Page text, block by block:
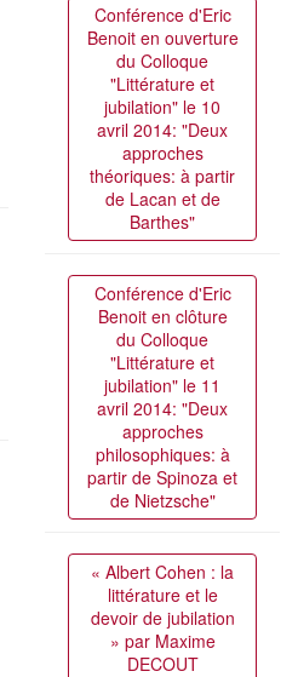
Conférence d'Eric
Benoit en ouverture
du Colloque
"Littérature et
jubilation" le 10
avril 2014: "Deux
approches
théoriques: à partir
de Lacan et de
Barthes"
Conférence d'Eric
Benoit en clôture
du Colloque
"Littérature et
jubilation" le 11
avril 2014: "Deux
approches
philosophiques: à
partir de Spinoza et
de Nietzsche"
« Albert Cohen : la
littérature et le
devoir de jubilation
» par Maxime
DECOUT